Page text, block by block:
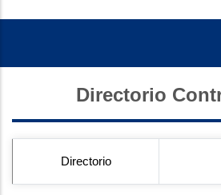
Directorio
Directorio